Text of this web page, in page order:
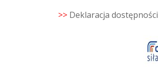
>> Deklaracja dostępności